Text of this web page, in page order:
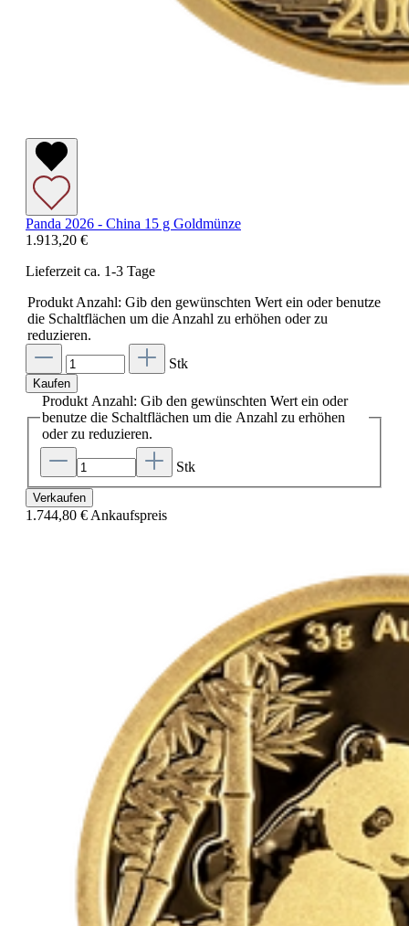
Panda 2026 - China 15 g Goldmünze
1.913,20 €
Lieferzeit ca. 1-3 Tage
Produkt Anzahl: Gib den gewünschten Wert ein oder benutze
die Schaltflächen um die Anzahl zu erhöhen oder zu
reduzieren.
Stk
Kaufen
Produkt Anzahl: Gib den gewünschten Wert ein oder
benutze die Schaltflächen um die Anzahl zu erhöhen
oder zu reduzieren.
Stk
Verkaufen
1.744,80 €Ankaufspreis